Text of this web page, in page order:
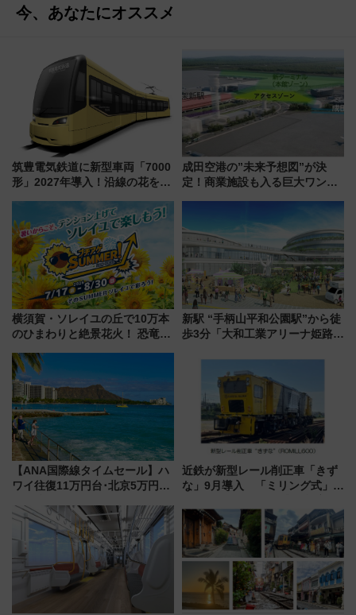
今、あなたにオススメ
筑豊電気鉄道に新型車両「7000
形」2027年導入！沿線の花をイ
内は落ち着いたゆとりある空間
に
成田空港の”未来予想図”が決
定！商業施設も入る巨大ワンタ
ぶ！ JR空港駅は2面3線化！
横須賀・ソレイユの丘で10万本
のひまわりと絶景花火！ 恐竜や
帰りお出かけ最新情報（2026年
7月17日～開催）
新駅 “手柄山平和公園駅”から徒
歩3分「大和工業アリーナ姫路」
アクセス
【ANA国際線タイムセール】ハ
ワイ往復11万円台･北京5万円台
来春のGW旅行まで狙える激ア
ツ路線まとめ（8/10まで）
近鉄が新型レール削正車「きず
な」9月導入 「ミリング式」採
化！安全性や乗り心地の向上に
貢献するだけでなく、全線区で
活躍するための仕組みも